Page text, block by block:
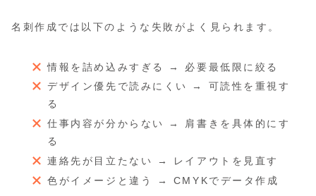
名刺作成では以下のような失敗がよく見られます。
情報を詰め込みすぎる → 必要最低限に絞る
デザイン優先で読みにくい → 可読性を重視す
る
仕事内容が分からない → 肩書きを具体的にす
る
連絡先が目立たない → レイアウトを見直す
色がイメージと違う → CMYKでデータ作成